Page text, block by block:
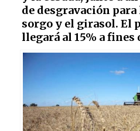
de desgravación
sorgo y el girasol. El
llegará al 15% a fines